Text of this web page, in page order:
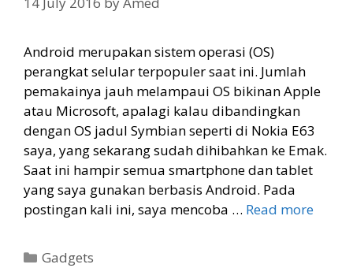
Android merupakan sistem operasi (OS)
perangkat selular terpopuler saat ini. Jumlah
pemakainya jauh melampaui OS bikinan Apple
atau Microsoft, apalagi kalau dibandingkan
dengan OS jadul Symbian seperti di Nokia E63
saya, yang sekarang sudah dihibahkan ke Emak.
Saat ini hampir semua smartphone dan tablet
yang saya gunakan berbasis Android. Pada
postingan kali ini, saya mencoba … Read more
Categories
Gadgets